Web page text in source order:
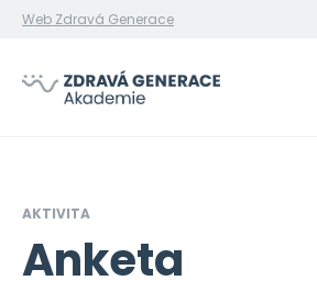
Web Zdravá Generace
AKTIVITA
Anketa